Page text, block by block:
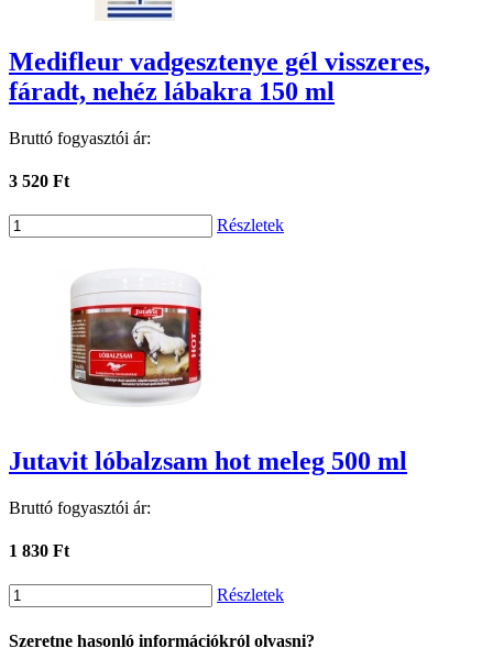
Medifleur vadgesztenye gél visszeres,
fáradt, nehéz lábakra 150 ml
Bruttó fogyasztói ár:
3 520 Ft
Részletek
Jutavit lóbalzsam hot meleg 500 ml
Bruttó fogyasztói ár:
1 830 Ft
Részletek
Szeretne hasonló információkról olvasni?